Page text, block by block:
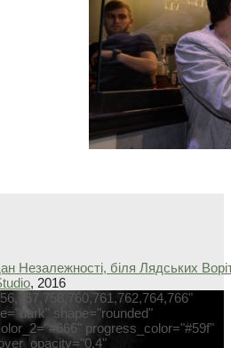
Незалежності, біля Лядських
, 2016
shape="rounded"
progress_color="#59f"